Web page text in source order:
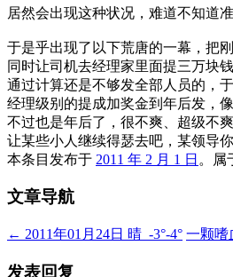
居然会出现这种状况，难道不知道
于是乎出现了以下荒唐的一幕，把
同时让司机去经理家里面提三万块钱
通过计算还是不够发全部人员的，
经理级别的提成加奖金到年后发，
不过也是年后了，很不爽、超级不爽
让某些小人继续得瑟去吧，某领导
本条目发布于 2011 年 2 月 1 日 。属
文章导航
← 2011年01月24日 晴 -3°-4° 一颗嗜
发表回复